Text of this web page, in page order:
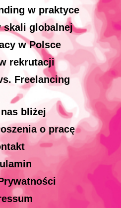
w praktyce
skali globalnej
w Polsce
rekrutacji
Freelancing
bliżej
o pracę